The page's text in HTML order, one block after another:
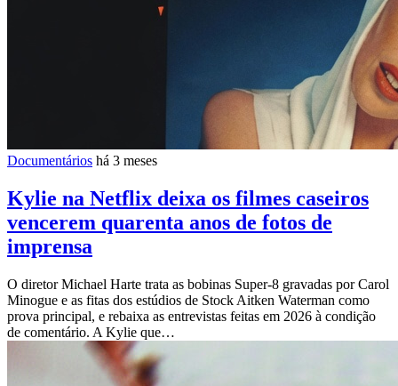
Documentários há 3 meses
Kylie na Netflix deixa os filmes caseiros
vencerem quarenta anos de fotos de
imprensa
O diretor Michael Harte trata as bobinas Super-8 gravadas por Carol
Minogue e as fitas dos estúdios de Stock Aitken Waterman como
prova principal, e rebaixa as entrevistas feitas em 2026 à condição
de comentário. A Kylie que…